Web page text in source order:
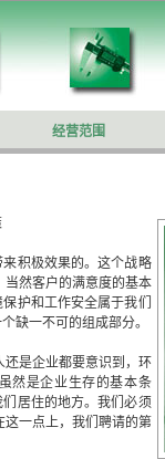
经营范围
积极效果的。这个战略
当然客户的满意度的基本
护和工作安全属于我们
缺一不可的组成部分。
是企业都要意识到，环
然是企业生存的基本条
居住的地方。我们必须
一点上，我们聘请的第